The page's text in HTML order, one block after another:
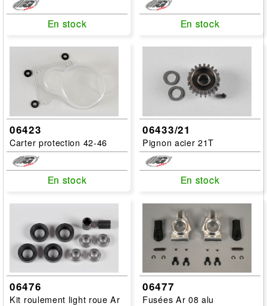
En stock
En stock En stock
En stock
06423
Carter protection 42-46
En stock
En stock
06433/21
Pignon acier 21T
En stock
En stock
06476
Kit roulement light roue Ar
06477
Fusées Ar 08 alu